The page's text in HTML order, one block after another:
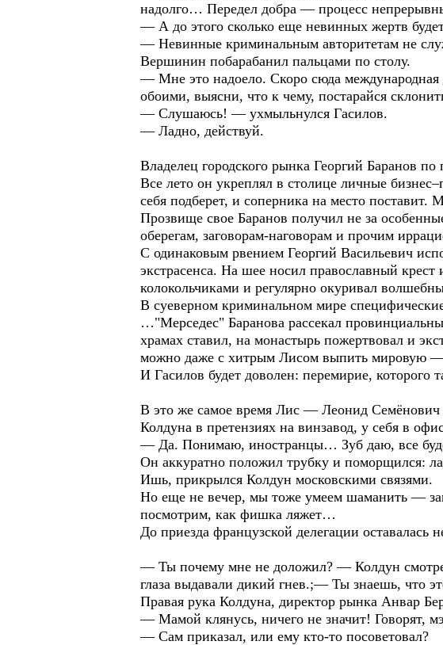
надолго… Передел добра — процесс
— А до этого сколько еще невинных жертв
— Невинные криминальным авторитетам не
Вершинин побарабанил пальцами по столу.
— Мне это надоело. Скоро сюда международная
обоими, выясни, что к чему, постарайся
— Слушаюсь! — ухмыльнулся Гасилов.
— Ладно, действуй.
Владелец городского рынка Георгий Баранов
Все лето он укреплял в столице личные
себя подберет, и соперника на место
Прозвище свое Баранов получил не за
оберегам, заговорам-наговорам и прочим
С одинаковым рвением Георгий Васильевич
экстрасенса. На шее носил православный
колокольчиками и регулярно окуривал
В суеверном криминальном мире
…"Мерседес" Баранова рассекал
храмах ставил, на монастырь пожертвовал и
можно даже с хитрым Лисом выпить мировую —
И Гасилов будет доволен: перемирие, которого
В это же самое время Лис — Леонид Семёнович
Колдуна в претензиях на винзавод, у себя в
— Да. Понимаю, иностранцы… Зуб даю, все
Он аккуратно положил трубку и поморщился:
Ишь, прикрылся Колдун московскими связями.
Но еще не вечер, мы тоже умеем шаманить —
посмотрим, как фишка ляжет…
До приезда французской делегации оставалась
— Ты почему мне не доложил? — Колдун
глаза выдавали дикий гнев.;— Ты знаешь, что
Правая рука Колдуна, директор рынка Анвар
— Мамой клянусь, ничего не значит! Говорят,
— Сам приказал, или ему кто-то посоветовал?